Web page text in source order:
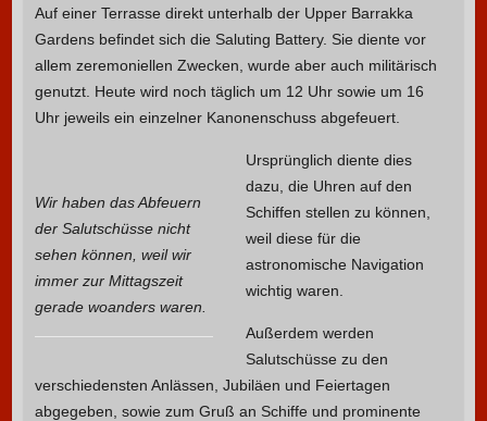
Auf einer Terrasse direkt unterhalb der Upper Barrakka
Gardens befindet sich die Saluting Battery. Sie diente vor
allem zeremoniellen Zwecken, wurde aber auch militärisch
genutzt. Heute wird noch täglich um 12 Uhr sowie um 16
Uhr jeweils ein einzelner Kanonenschuss abgefeuert.
Wir haben das Abfeuern
der Salutschüsse nicht
sehen können, weil wir
immer zur Mittagszeit
gerade woanders waren.
Ursprünglich diente dies
dazu, die Uhren auf den
Schiffen stellen zu können,
weil diese für die
astronomische Navigation
wichtig waren.
Außerdem werden
Salutschüsse zu den
verschiedensten Anlässen, Jubiläen und Feiertagen
abgegeben, sowie zum Gruß an Schiffe und prominente